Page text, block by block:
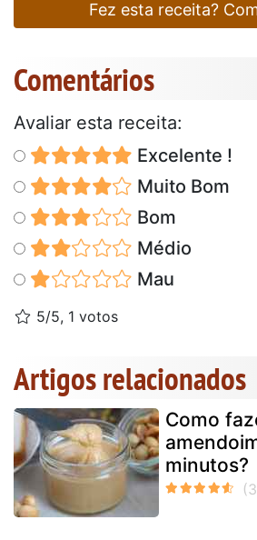
Fez esta receita?
Comentários
Avaliar esta receita:
Excelente !
Muito Bom
Bom
Médio
Mau
5/5, 1 votos
Artigos relacionados
Como
minutos?